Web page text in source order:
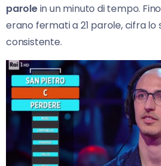
parolein un minuto di tempo.
erano fermati a 21 parole, cifra lo
consistente.